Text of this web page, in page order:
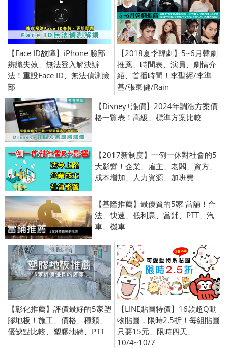
【Face ID故障】iPhone 臉部
辨識失效、無法登入解決辦
法！重設Face ID、無法偵測臉
部
【2018夏季韓劇】5~6月韓劇
推薦、時間表、演員、劇情介
紹、首播時間！李聖經/李準
基/張東健/Rain
【Disney+漲價】2024年調漲方案價
格一覽表！高級、標準方案比較
【2017新制度】一例一休對社會的5
大影響！企業、雇主、老闆、資方、
成本增加、人力資源、加班費
【基隆推薦】最優質的5家 當舖！合
法、快速、低利息、當鋪、PTT、汽
車、機車
【彰化推薦】評價最好的5家塑
膠地板！施工、價格、種類、
優缺點比較、塑膠地磚、PTT
【LINE貼圖特價】16款超Q動
物貼圖，限時2.5折！每組貼圖
只要15元、限時四天、
10/4~10/7